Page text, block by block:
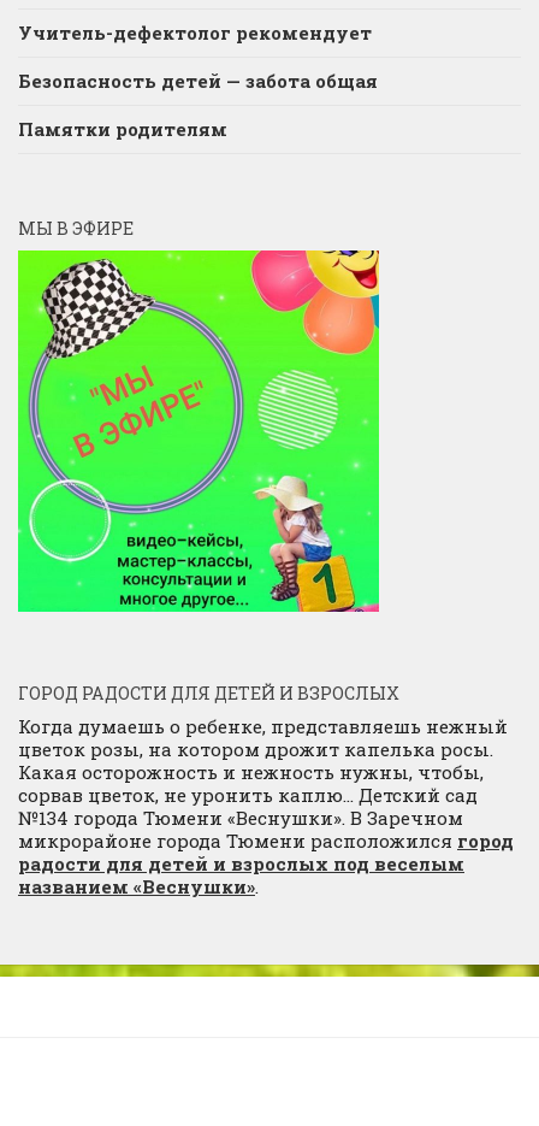
Учитель-дефектолог рекомендует
Безопасность детей — забота общая
Памятки родителям
МЫ В ЭФИРЕ
ГОРОД РАДОСТИ ДЛЯ ДЕТЕЙ И ВЗРОСЛЫХ
Когда думаешь о ребенке, представляешь нежный
цветок розы, на котором дрожит капелька росы.
Какая осторожность и нежность нужны, чтобы,
сорвав цветок, не уронить каплю… Детский сад
№134 города Тюмени «Веснушки». В Заречном
микрорайоне города Тюмени расположился город
радости для детей и взрослых под веселым
названием «Веснушки».